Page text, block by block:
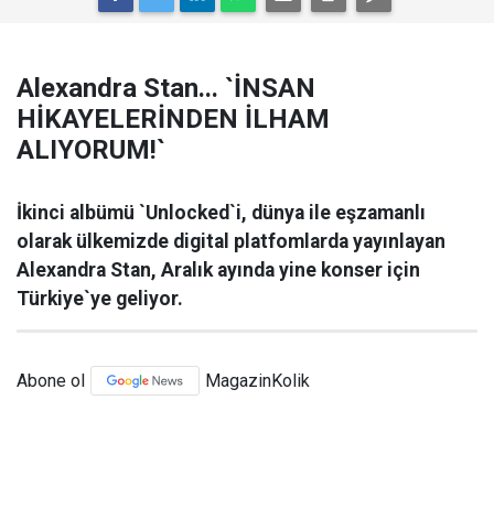
Alexandra Stan... `İNSAN
HİKAYELERİNDEN İLHAM
ALIYORUM!`
İkinci albümü `Unlocked`i, dünya ile eşzamanlı
olarak ülkemizde digital platfomlarda yayınlayan
Alexandra Stan, Aralık ayında yine konser için
Türkiye`ye geliyor.
Abone ol MagazinKolik